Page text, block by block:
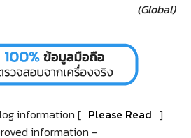
(Global)
information [ Please Read ]
information -